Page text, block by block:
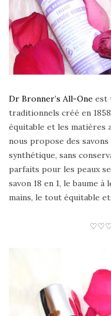
Dr Bronner’s All-One est
traditionnels créé en
équitable et les matières
nous propose des
synthétique, sans
parfaits pour les peaux
savon 18 en 1, le baume
mains, le tout équitable